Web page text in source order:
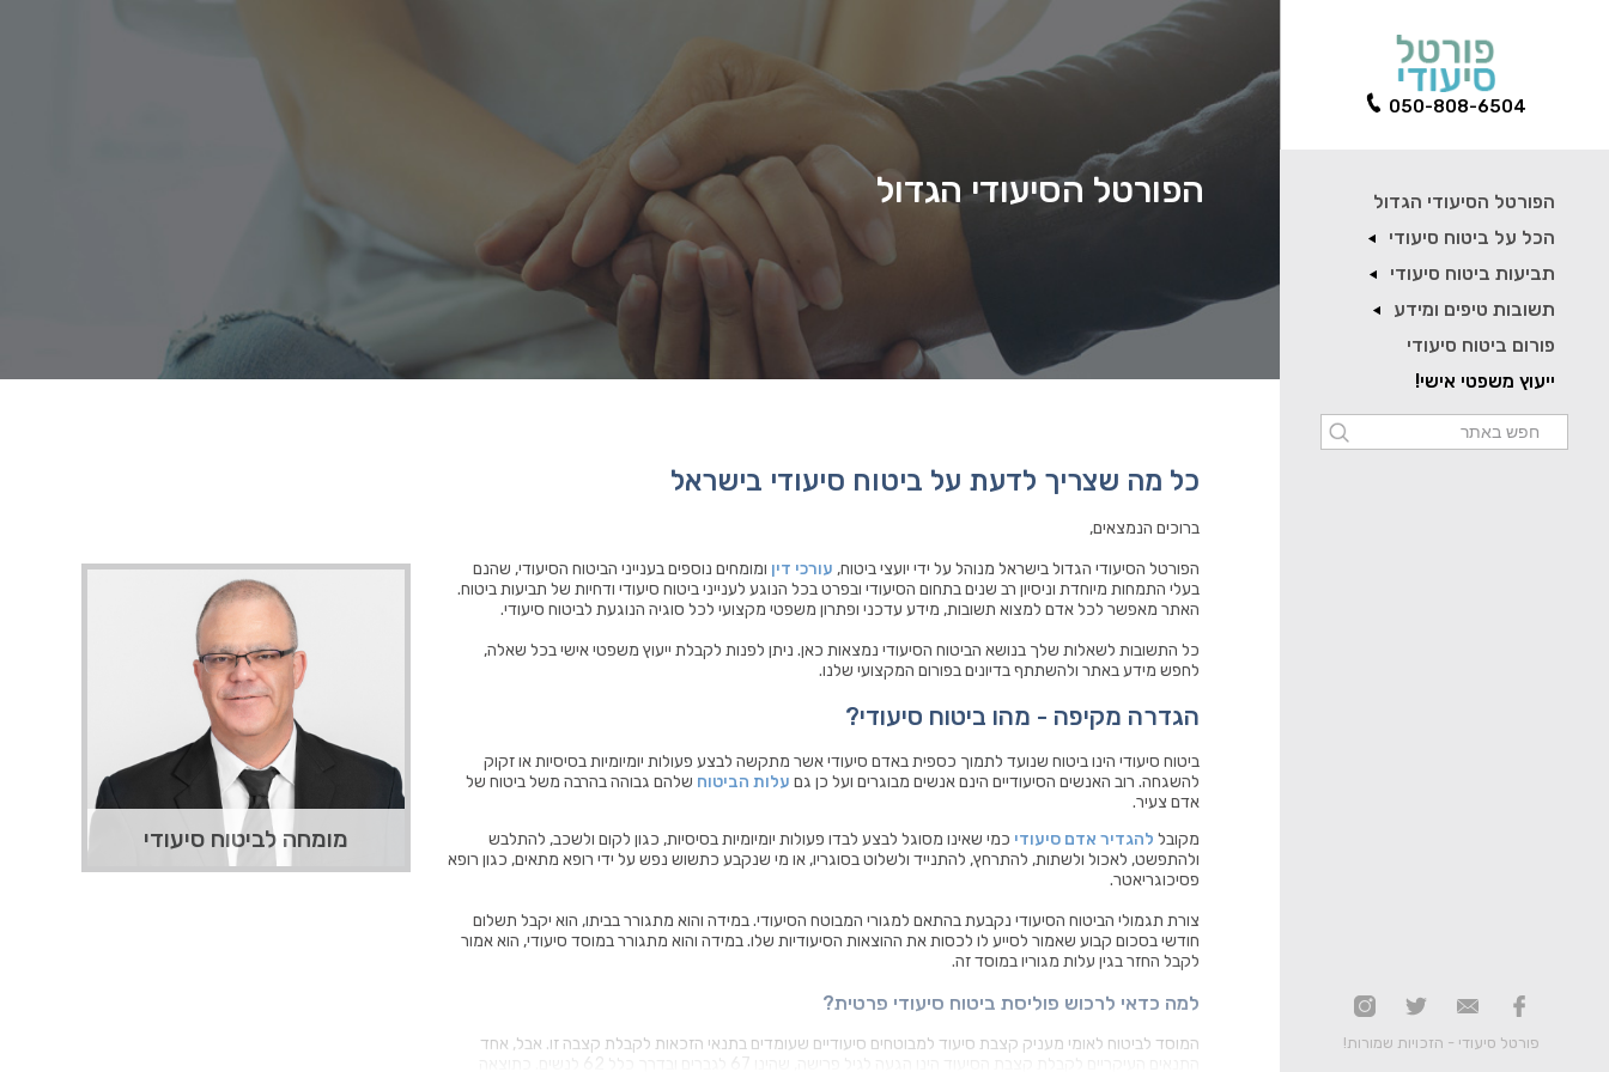
050-808-6504
הפורטל הסיעודי הגדול
הכל על ביטוח סיעודי
תביעות ביטוח סיעודי
תשובות טיפים ומידע
פורום ביטוח סיעודי
ייעוץ משפטי אישי!
פורטל סיעודי - הזכויות שמורות!
הפורטל הסיעודי הגדול
כל מה שצריך לדעת על ביטוח סיעודי בישראל
ברוכים הנמצאים,
הפורטל הסיעודי הגדול בישראל מנוהל על ידי יועצי ביטוח, עורכי דין ומומחים נוספים בענייני הביטוח הסיעודי, שהנם
בעלי התמחות מיוחדת וניסיון רב שנים בתחום הסיעודי ובפרט בכל הנוגע לענייני ביטוח סיעודי ודחיות של תביעות ביטוח.
האתר מאפשר לכל אדם למצוא תשובות, מידע עדכני ופתרון משפטי מקצועי לכל סוגיה הנוגעת לביטוח סיעודי.
כל התשובות לשאלות שלך בנושא הביטוח הסיעודי נמצאות כאן. ניתן לפנות לקבלת ייעוץ משפטי אישי בכל שאלה,
לחפש מידע באתר ולהשתתף בדיונים בפורום המקצועי שלנו.
הגדרה מקיפה - מהו ביטוח סיעודי?
ביטוח סיעודי הינו ביטוח שנועד לתמוך כספית באדם סיעודי אשר מתקשה לבצע פעולות יומיומיות בסיסיות או זקוק
להשגחה. רוב האנשים הסיעודיים הינם אנשים מבוגרים ועל כן גם עלות הביטוח שלהם גבוהה בהרבה משל ביטוח של
אדם צעיר.
מקובל להגדיר אדם סיעודי כמי שאינו מסוגל לבצע לבדו פעולות יומיומיות בסיסיות, כגון לקום ולשכב, להתלבש
ולהתפשט, לאכול ולשתות, להתרחץ, להתנייד ולשלוט בסוגריו, או מי שנקבע כתשוש נפש על ידי רופא מתאים, כגון רופא
פסיכוגריאטר.
צורת תגמולי הביטוח הסיעודי נקבעת בהתאם למגורי המבוטח הסיעודי. במידה והוא מתגורר בביתו, הוא יקבל תשלום
חודשי בסכום קבוע שאמור לסייע לו לכסות את ההוצאות הסיעודיות שלו. במידה והוא מתגורר במוסד סיעודי, הוא אמור
לקבל החזר בגין עלות מגוריו במוסד זה.
למה כדאי לרכוש פוליסת ביטוח סיעודי פרטית?
המוסד לביטוח לאומי מעניק קצבת סיעוד למבוטחים סיעודיים שעומדים בתנאי הזכאות לקבלת קצבה זו. אבל, אחד
מומחה לביטוח סיעודי
עו"ד עופר סולר
עורך דין עופר סולר הנו מומחה בתחום
הביטוח הסיעודי, שמייצג תובעים ובני
משפחותיהם בתביעות משפטיות מול
קופות החולים הציבוריות וכן מול חברות
הביטוח הפרטיות בישראל, במטרה לגרום
למבטחת לשלם את הכיסוי המגיע
למבוטח.